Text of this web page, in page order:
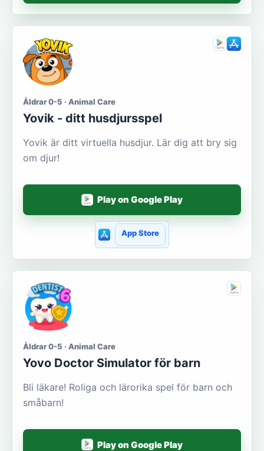
Åldrar 0-5 · Animal Care
Yovik - ditt husdjursspel
Yovik är ditt virtuella husdjur. Lär dig att bry sig
om djur!
Play on Google Play
App Store
Åldrar 0-5 · Animal Care
Yovo Doctor Simulator för barn
Bli läkare! Roliga och lärorika spel för barn och
småbarn!
Play on Google Play